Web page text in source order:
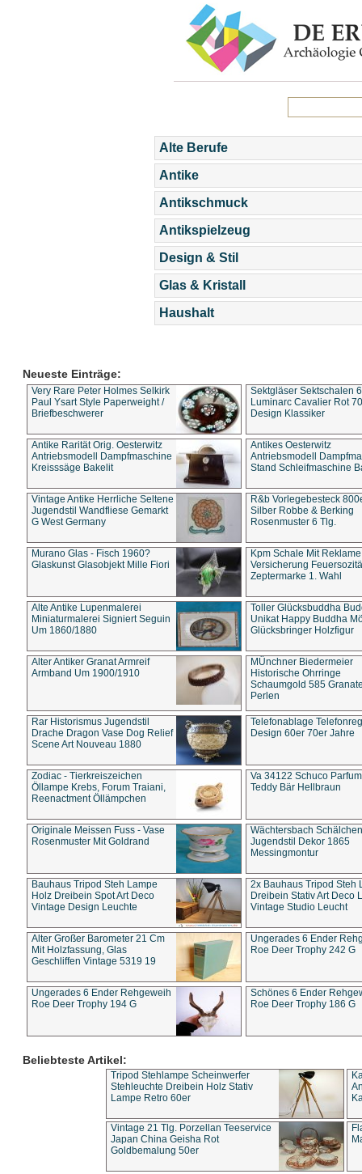
Alte Berufe
Antike
Antikschmuck
Antikspielzeug
Design & Stil
Glas & Kristall
Haushalt
Neueste Einträge:
Very Rare Peter Holmes Selkirk
Paul Ysart Style Paperweight /
Briefbeschwerer
Sektgläser Sektschalen
Luminarc Cavalier Rot
Design Klassiker
Antike Rarität Orig. Oesterwitz
Antriebsmodell Dampfmaschine
Kreisssäge Bakelit
Antikes Oesterwitz
Antriebsmodell
Stand Schleifmaschine
Vintage Antike Herrliche Seltene
Jugendstil Wandfliese Gemarkt
G West Germany
R&b Vorlegebesteck
Silber Robbe & Berking
Rosenmuster 6 Tlg.
Murano Glas - Fisch 1960?
Glaskunst Glasobjekt Mille Fiori
Kpm Schale Mit Reklame
Versicherung
Zeptermarke 1. Wahl
Alte Antike Lupenmalerei
Miniaturmalerei Signiert Seguin
Um 1860/1880
Toller Glücksbuddha
Unikat Happy Buddha
Glücksbringer Holzfigur
Alter Antiker Granat Armreif
Armband Um 1900/1910
MÜnchner Biedermeier
Historische Ohrringe
Schaumgold 585
Perlen
Rar Historismus Jugendstil
Drache Dragon Vase Dog Relief
Scene Art Nouveau 1880
Telefonablage
Design 60er 70er Jahre
Zodiac - Tierkreiszeichen
Öllampe Krebs, Forum Traiani,
Reenactment Öllämpchen
Va 34122 Schuco
Teddy Bär Hellbraun
Originale Meissen Fuss - Vase
Rosenmuster Mit Goldrand
Wächtersbach Schälchen
Jugendstil Dekor 1865
Messingmontur
Bauhaus Tripod Steh Lampe
Holz Dreibein Spot Art Deco
Vintage Design Leuchte
2x Bauhaus Tripod Steh
Dreibein Stativ Art Deco
Vintage Studio Leucht
Alter Großer Barometer 21 Cm
Mit Holzfassung, Glas
Geschliffen Vintage 5319 19
Ungerades 6 Ender
Roe Deer Trophy 242 G
Ungerades 6 Ender Rehgeweih
Roe Deer Trophy 194 G
Schönes 6 Ender
Roe Deer Trophy 186 G
Beliebteste Artikel:
Tripod Stehlampe Scheinwerfer
Stehleuchte Dreibein Holz Stativ
Lampe Retro 60er
Vintage 21 Tlg. Porzellan Teeservice
Japan China Geisha Rot
Goldbemalung 50er